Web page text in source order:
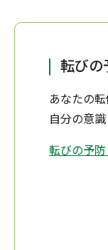
転び
あなたの
自分の意
転びの予